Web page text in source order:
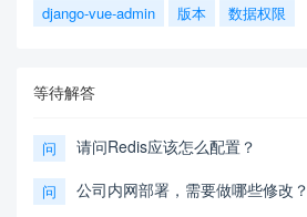
django-vue-admin
版本 数据权限
等待解答
问 请问Redis应该怎么配置？
问 公司内网部署，需要做哪些修改？